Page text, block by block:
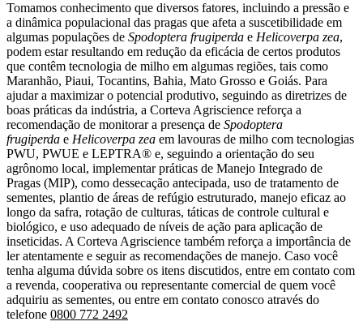
Tomamos conhecimento que diversos fatores, incluindo a pressão e
a dinâmica populacional das pragas que afeta a suscetibilidade em
algumas populações de Spodoptera frugiperda e Helicoverpa zea,
podem estar resultando em redução da eficácia de certos produtos
que contêm tecnologia de milho em algumas regiões, tais como
Maranhão, Piaui, Tocantins, Bahia, Mato Grosso e Goiás. Para
ajudar a maximizar o potencial produtivo, seguindo as diretrizes de
boas práticas da indústria, a Corteva Agriscience reforça a
recomendação de monitorar a presença de Spodoptera
frugiperda e Helicoverpa zea em lavouras de milho com tecnologias
PWU, PWUE e LEPTRA® e, seguindo a orientação do seu
agrônomo local, implementar práticas de Manejo Integrado de
Pragas (MIP), como dessecação antecipada, uso de tratamento de
sementes, plantio de áreas de refúgio estruturado, manejo eficaz ao
longo da safra, rotação de culturas, táticas de controle cultural e
biológico, e uso adequado de níveis de ação para aplicação de
inseticidas. A Corteva Agriscience também reforça a importância de
ler atentamente e seguir as recomendações de manejo. Caso você
tenha alguma dúvida sobre os itens discutidos, entre em contato com
a revenda, cooperativa ou representante comercial de quem você
adquiriu as sementes, ou entre em contato conosco através do
telefone 0800 772 2492